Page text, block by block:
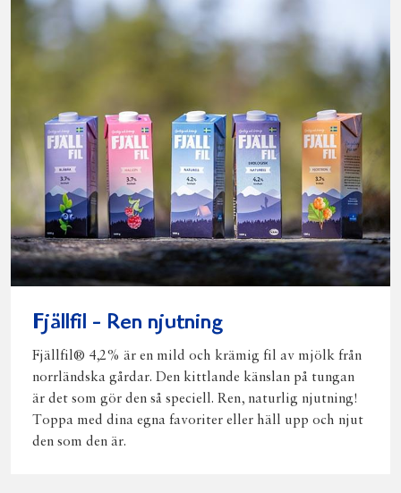
Fjällfil - Ren njutning
Fjällfil® 4,2% är en mild och krämig fil av mjölk från
norrländska gårdar. Den kittlande känslan på tungan
är det som gör den så speciell. Ren, naturlig njutning!
Toppa med dina egna favoriter eller häll upp och njut
den som den är.